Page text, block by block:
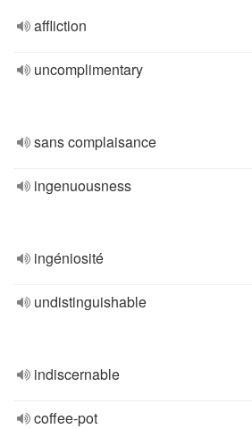
affliction
uncomplimentary
sans complaisance
ingenuousness
ingéniosité
undistinguishable
indiscernable
coffee-pot